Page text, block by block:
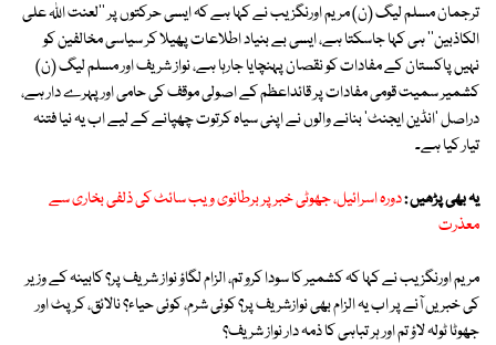
ترجمان مسلم لیگ (ن) مریم اورنگزیب نے کہا ہے کہ ایسی حرکتوں پر ''لعنت اللہ علی
الکاذبین'' ہی کہا جاسکتا ہے، ایسی بے بنیاد اطلاعات پھیلا کر سیاسی مخالفین کو
نہیں پاکستان کے مفادات کو نقصان پہنچایا جارہا ہے، نواز شریف اور مسلم لیگ (ن)
کشمیر سمیت قومی مفادات پر قائداعظم کے اصولی موقف کی حامی اور پہرے دار ہے،
دراصل 'انڈین ایجنٹ' بنانے والوں نے اپنی سیاہ کرتوت چھپانے کے لیے اب یہ نیا فتنہ
تیار کیا ہے۔
یہ بھی پڑھیں :دورہ اسرائیل، جھوٹی خبر پر برطانوی ویب سائٹ کی ذلفی بخاری سے
معذرت
مریم اورنگزیب نے کہا کہ کشمیر کا سودا کرو تم، الزام لگاؤ نواز شریف پر؟ کابینہ کے وزیر
کی خبریں آنے پر اب یہ الزام بھی نوازشریف پر؟ کوئی شرم، کوئی حیاء؟ نالائق، کرپٹ اور
جھوٹا ٹولہ لاؤ تم اور ہر تباہی کا ذمہ دار نواز شریف؟